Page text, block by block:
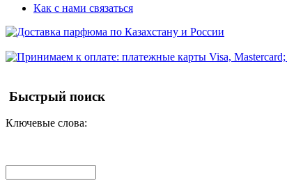
Как с нами связаться
Быстрый поиск
Ключевые слова: